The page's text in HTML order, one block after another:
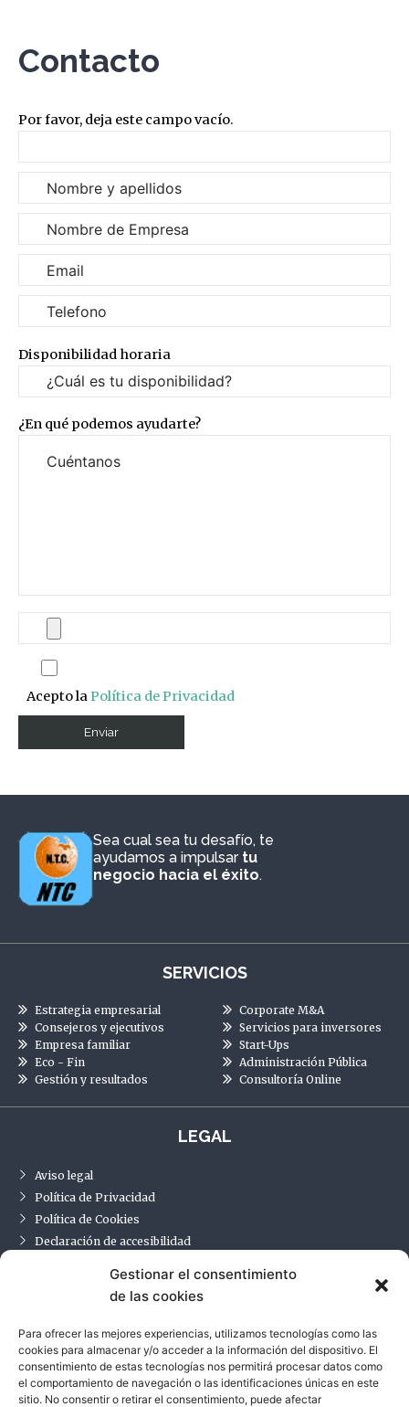
Gestionar el consentimiento
de las cookies
Para ofrecer las mejores experiencias, utilizamos tecnologías como las
cookies para almacenar y/o acceder a la información del dispositivo. El
consentimiento de estas tecnologías nos permitirá procesar datos como
el comportamiento de navegación o las identificaciones únicas en este
sitio. No consentir o retirar el consentimiento, puede afectar
Contacto
Por favor, deja este campo vacío.
Disponibilidad horaria
¿En qué podemos ayudarte?
Acepto la Política de Privacidad
Sea cual sea tu desafío, te
ayudamos a impulsar tu
negocio hacia el éxito.
SERVICIOS
Estrategia empresarial
Consejeros y ejecutivos
Empresa familiar
Eco - Fin
Gestión y resultados
Corporate M&A
Servicios para inversores
Start-Ups
Administración Pública
Consultoría Online
LEGAL
Aviso legal
Política de Privacidad
Política de Cookies
Declaración de accesibilidad
CONTACTO
Carrer Vall d’Aran, 19
08640, Olesa de Montserrat, Barcelona
Tel:
659 96 46 72